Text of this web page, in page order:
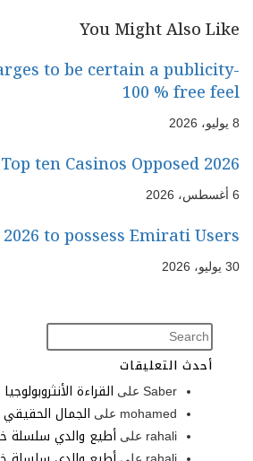
repayment strategy,